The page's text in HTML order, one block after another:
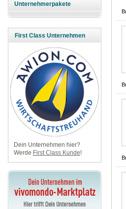
Unternehmerpakete
First Class Unternehmen
Dein Unternehmen hier?
Werde First Class Kunde!